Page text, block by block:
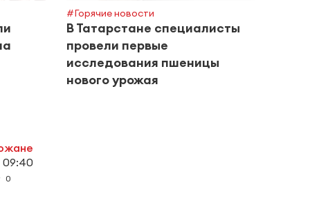
#Горячие новости
В Татарстане специалисты
провели первые
исследования пшеницы
нового урожая
09:40
0